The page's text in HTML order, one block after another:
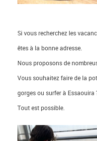
Si vous recherchez les
êtes à la bonne adresse.
Nous proposons de
Vous souhaitez faire de la
gorges ou surfer à Essaouira
Tout est possible.